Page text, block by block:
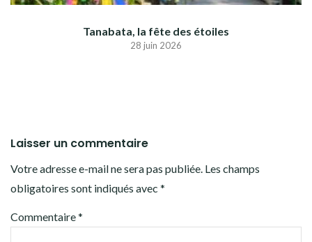
Tanabata, la fête des étoiles
28 juin 2026
Laisser un commentaire
Votre adresse e-mail ne sera pas publiée. Les champs
obligatoires sont indiqués avec *
Commentaire*